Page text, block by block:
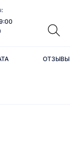
ОТЗЫВЫ